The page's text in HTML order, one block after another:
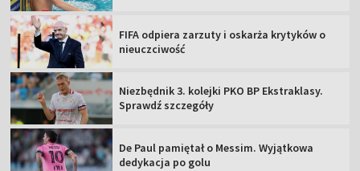
FIFA odpiera zarzuty i oskarża krytyków o
nieuczciwość
Niezbędnik 3. kolejki PKO BP Ekstraklasy.
Sprawdź szczegóły
De Paul pamiętał o Messim. Wyjątkowa
dedykacja po golu